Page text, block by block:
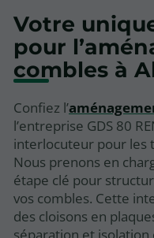
Votre
pour
combles à
Confiez l’
l’entreprise GDS 80
interlocuteur pour les
Nous prenons en
étape clé pour
vos combles. Cette
des cloisons en
séparation et